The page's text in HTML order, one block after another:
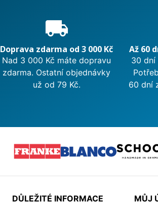
local_shipping
Doprava zdarma od 3 000 Kč
Nad 3 000 Kč máte dopravu
zdarma. Ostatní objednávky
už od 79 Kč.
Až 60
30 dní
60 dní
DŮLEŽITÉ INFORMACE
MŮJ